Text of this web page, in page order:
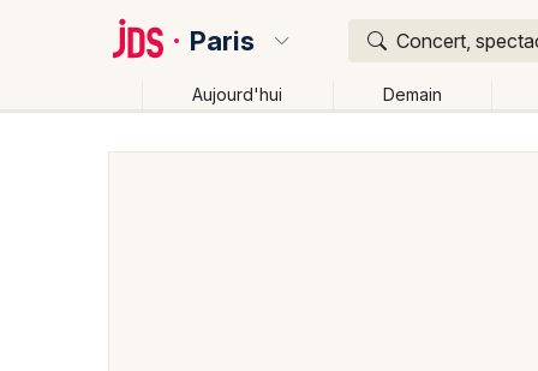
Paris Concert,
Aujourd'hui Demain